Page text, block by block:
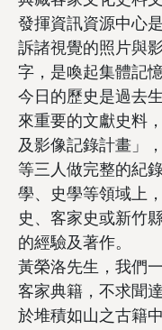
發揮資訊資源中心
訴諸視覺的照片與
字，是喚起集體記
今日的歷史是過去
來重要的文獻史料
及影像記錄計畫」
等三人做完整的紀
學、史學等領域上
史、客家史或新竹
的經驗及著作。
黃榮洛先生，我們
客家典籍，不求聞
於堆積如山之古籍